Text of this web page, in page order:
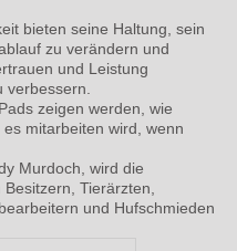
bieten seine Haltung, sein
zu verändern und
und Leistung
verbessern.
zeigen werden, wie
mitarbeiten wird, wenn
Murdoch, wird die
Besitzern, Tierärzten,
und Hufschmieden